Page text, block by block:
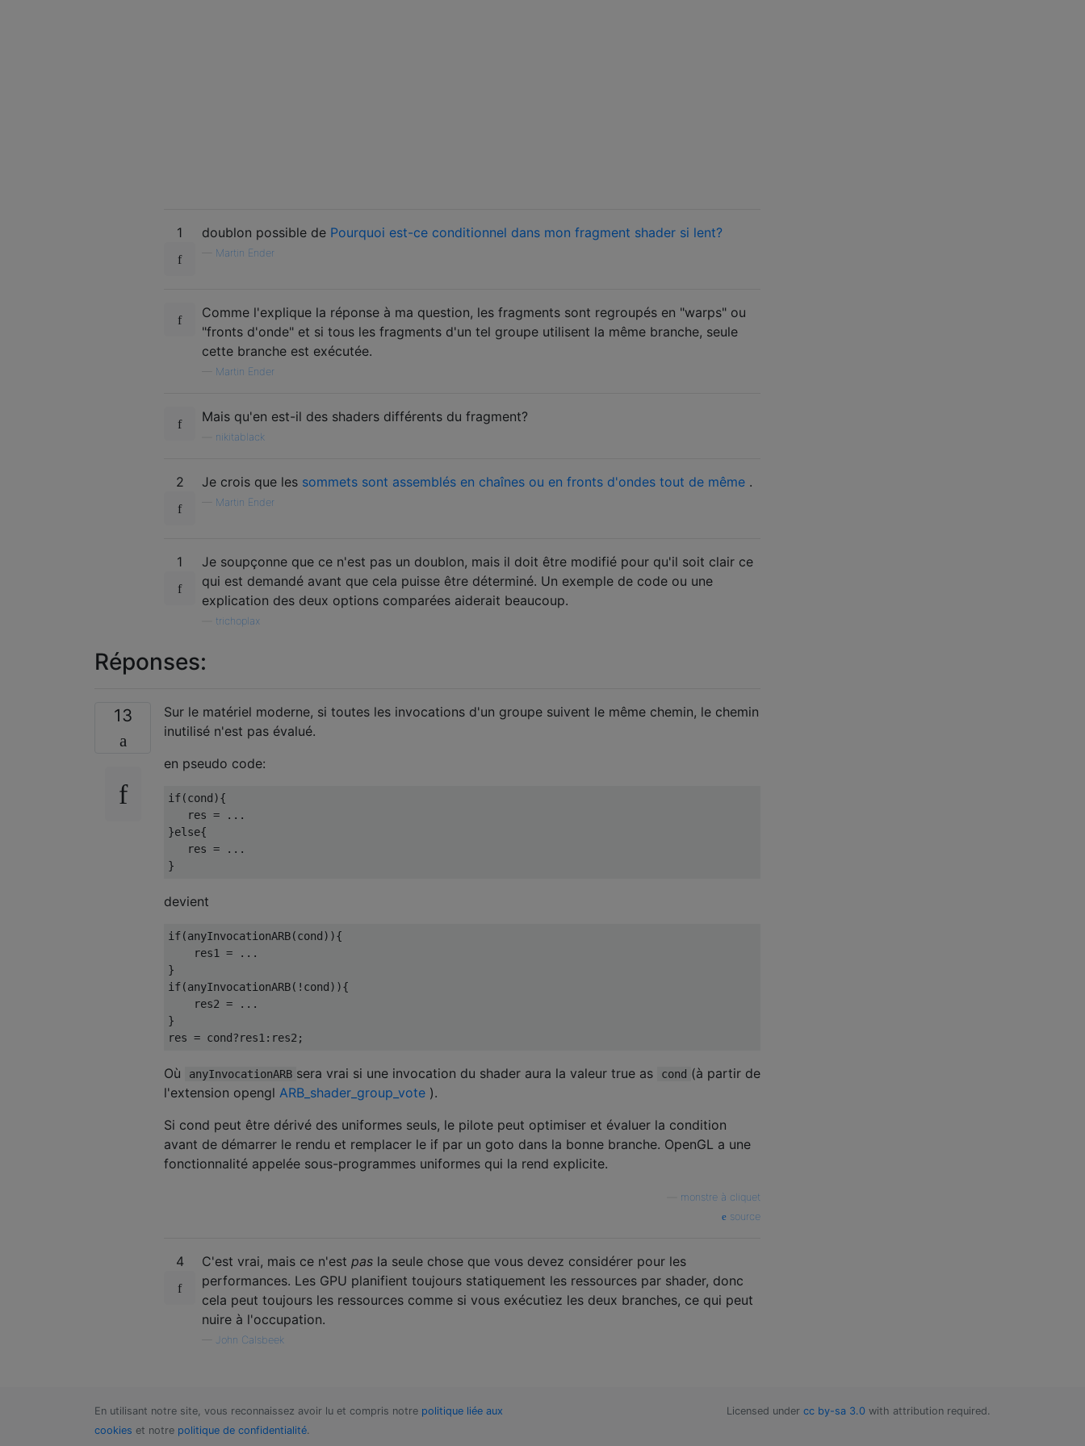
1 doublon possible de Pourquoi est-ce conditionnel dans mon fragment shader si lent?
Martin Ender
Comme l'explique la réponse à ma question, les fragments sont regroupés en "warps" ou
"fronts d'onde" et si tous les fragments d'un tel groupe utilisent la même branche, seule
cette branche est exécutée.
Martin Ender
Mais qu'en est-il des shaders différents du fragment?
nikitablack
2 Je crois que les sommets sont assemblés en chaînes ou en fronts d'ondes tout de même .
Martin Ender
1
Je soupçonne que ce n'est pas un doublon, mais il doit être modifié pour qu'il soit clair ce
qui est demandé avant que cela puisse être déterminé. Un exemple de code ou une
explication des deux options comparées aiderait beaucoup.
trichoplax
Réponses:
13
Sur le matériel moderne, si toutes les invocations d'un groupe suivent le même chemin, le chemin
inutilisé n'est pas évalué.
en pseudo code:
if(cond){
   res = ...
}else{
   res = ...
devient
if(anyInvocationARB(cond)){
    res1 = ...
}
if(anyInvocationARB(!cond)){
    res2 = ...
}
Où anyInvocationARB sera vrai si une invocation du shader aura la valeur true as cond (à partir de
l'extension opengl ARB_shader_group_vote ).
Si cond peut être dérivé des uniformes seuls, le pilote peut optimiser et évaluer la condition
avant de démarrer le rendu et remplacer le if par un goto dans la bonne branche. OpenGL a une
fonctionnalité appelée sous-programmes uniformes qui la rend explicite.
monstre à cliquet
source
4 C'est vrai, mais ce n'est pas la seule chose que vous devez considérer pour les
performances. Les GPU planifient toujours statiquement les ressources par shader, donc
cela peut toujours les ressources comme si vous exécutiez les deux branches, ce qui peut
nuire à l'occupation.
John Calsbeek
En utilisant notre site, vous reconnaissez avoir lu et compris notre politique liée aux
cookies et notre politique de confidentialité.
Licensed under cc by-sa 3.0 with attribution required.